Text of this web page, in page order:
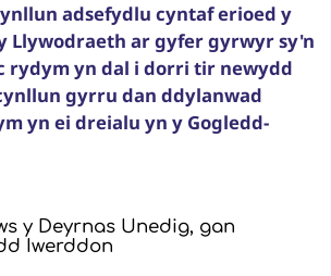
adsefydlu cyntaf erioed y
Llywodraeth ar gyfer gyrwyr sy'n
rydym yn dal i dorri tir newydd
gyrru dan ddylanwad
yn ei dreialu yn y Gogledd-
y Deyrnas Unedig, gan
Iwerddon